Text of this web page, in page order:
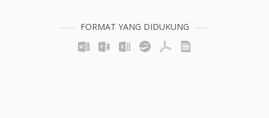
FORMAT YANG DIDUKUNG